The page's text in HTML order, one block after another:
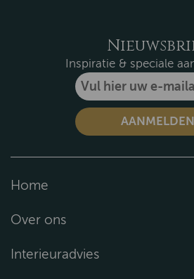
Inspiratie & speciale
Home
Over ons
Interieuradvies